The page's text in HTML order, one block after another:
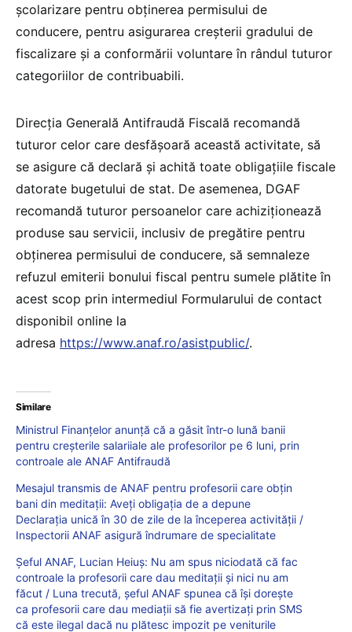
școlarizare pentru obținerea permisului de
conducere, pentru asigurarea creșterii gradului de
fiscalizare și a conformării voluntare în rândul tuturor
categoriilor de contribuabili.
Direcția Generală Antifraudă Fiscală recomandă
tuturor celor care desfășoară această activitate, să
se asigure că declară și achită toate obligațiile fiscale
datorate bugetului de stat. De asemenea, DGAF
recomandă tuturor persoanelor care achiziționează
produse sau servicii, inclusiv de pregătire pentru
obținerea permisului de conducere, să semnaleze
refuzul emiterii bonului fiscal pentru sumele plătite în
acest scop prin intermediul Formularului de contact
disponibil online la
adresa https://www.anaf.ro/asistpublic/.
Similare
Ministrul Finanțelor anunță că a găsit într-o lună banii
pentru creșterile salariiale ale profesorilor pe 6 luni, prin
controale ale ANAF Antifraudă
Mesajul transmis de ANAF pentru profesorii care obțin
bani din meditații: Aveți obligația de a depune
Declarația unică în 30 de zile de la începerea activității /
Inspectorii ANAF asigură îndrumare de specialitate
Șeful ANAF, Lucian Heiuș: Nu am spus niciodată că fac
controale la profesorii care dau meditații și nici nu am
făcut / Luna trecută, șeful ANAF spunea că își dorește
ca profesorii care dau mediații să fie avertizați prin SMS
că este ilegal dacă nu plătesc impozit pe veniturile